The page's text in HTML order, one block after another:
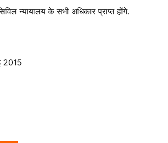
न्यायालय के सभी अधिकार प्राप्त होंगे.
2015